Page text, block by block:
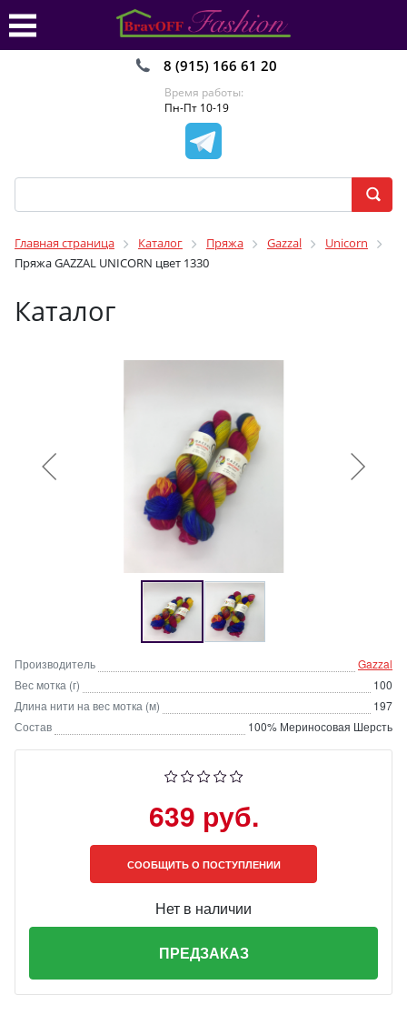
8 (915) 166 61 20
Время работы:
Пн-Пт 10-19
Главная страница Каталог Пряжа Gazzal
Unicorn
Пряжа GAZZAL UNICORN цвет 1330
Каталог
Производитель
Gazzal
Вес мотка (г)
100
Длина нити на вес мотка (м)
197
Состав
100% Мериносовая Шерсть
639 руб.
СООБЩИТЬ О ПОСТУПЛЕНИИ
Нет в наличии
ПРЕДЗАКАЗ